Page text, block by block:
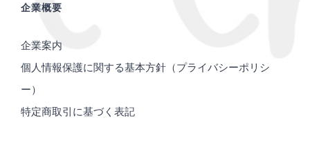
企業概要
企業案内
個人情報保護に関する基本方針（プライバシーポリシ
ー）
特定商取引に基づく表記